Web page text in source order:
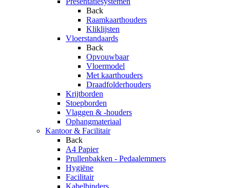
Back
Raamkaarthouders
Kliklijsten
Vloerstandaards
Back
Opvouwbaar
Vloermodel
Met kaarthouders
Draadfolderhouders
Krijtborden
Stoepborden
Vlaggen & -houders
Ophangmateriaal
Kantoor & Facilitair
Back
A4 Papier
Prullenbakken - Pedaalemmers
Hygiëne
Facilitair
Kabelbinders